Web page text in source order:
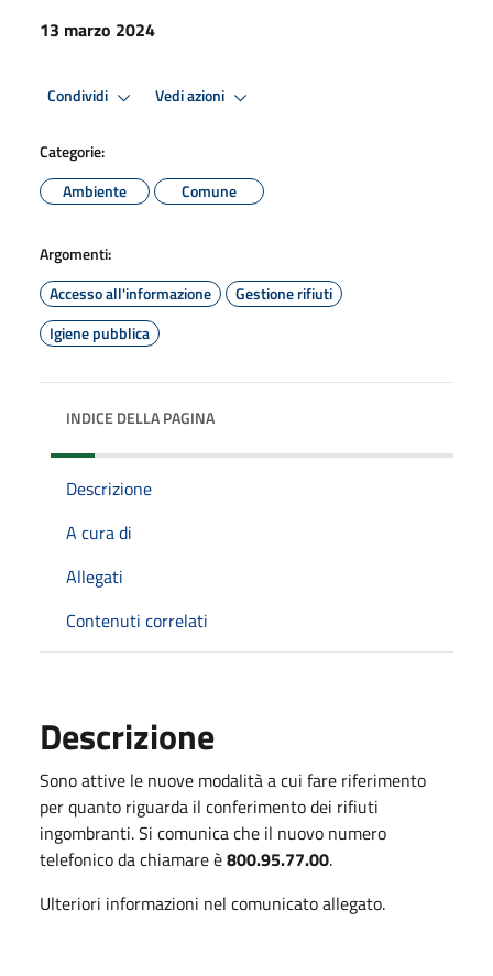
13 marzo 2024
Condividi Vedi azioni
Categorie:
Ambiente
Comune
Argomenti:
Accesso all'informazione
Gestione rifiuti
Igiene pubblica
INDICE DELLA PAGINA
Descrizione
A cura di
Allegati
Contenuti correlati
Descrizione
Sono attive le nuove modalità a cui fare riferimento
per quanto riguarda il conferimento dei rifiuti
ingombranti. Si comunica che il nuovo numero
telefonico da chiamare è800.95.77.00.
Ulteriori informazioni nel comunicato allegato.